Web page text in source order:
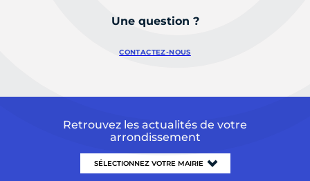
Une question ?
CONTACTEZ-NOUS
Retrouvez les actualités de votre
arrondissement